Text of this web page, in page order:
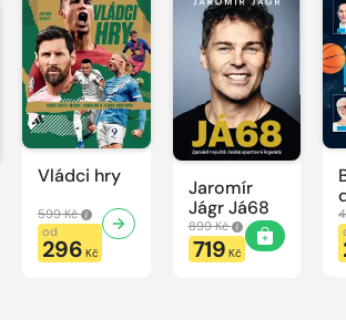
Vládci hry
599 Kč
od
296 Kč
Jaromír
Jágr Já68
899 Kč
719 Kč